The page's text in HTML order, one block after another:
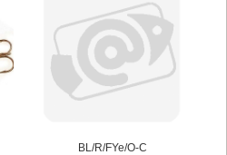
BL/R/FYe/O-C